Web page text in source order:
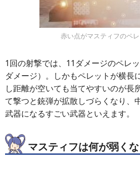
赤い点がマスティフのペ
1回の射撃では、11ダメージのペレ
ダメージ）。しかもペレットが横長
し距離が空いても当てやすいのが長
て撃つと銃弾が拡散しづらくなり、
武器になるすごい武器といえます。
マスティフは何が弱く